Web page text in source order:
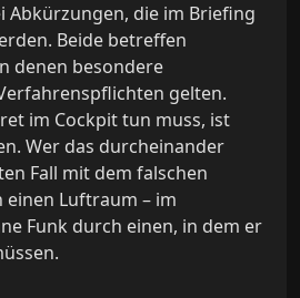
Abkürzungen, die im Briefing
Beide betreffen
denen besondere
gelten.
im Cockpit tun muss, ist
Wer das durcheinander
Fall mit dem falschen
einen Luftraum – im
Funk durch einen, in dem er